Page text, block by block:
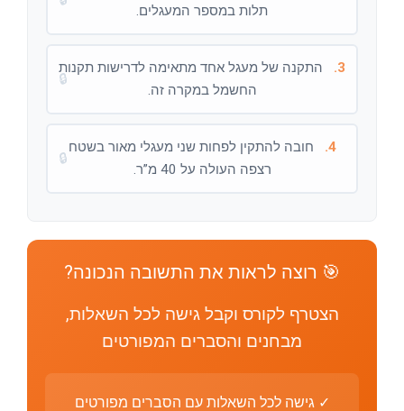
תלות במספר המעגלים.
3.
התקנה של מעגל אחד מתאימה לדרישות תקנות
החשמל במקרה זה.
🔒
4.
חובה להתקין לפחות שני מעגלי מאור בשטח
רצפה העולה על 40 מ”ר.
🔒
🎯 רוצה לראות את התשובה הנכונה?
הצטרף לקורס וקבל גישה לכל השאלות,
מבחנים והסברים המפורטים
✓ גישה לכל השאלות עם הסברים מפורטים